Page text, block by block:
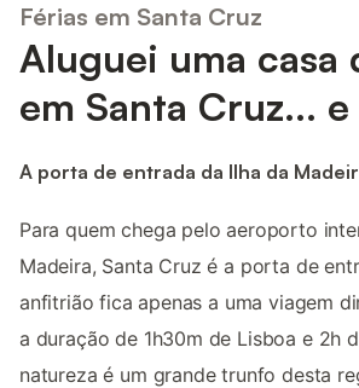
Férias em Santa Cruz
Aluguei uma casa
em Santa Cruz...
A porta de entrada da Ilha da
Para quem chega pelo aeroporto
Madeira, Santa Cruz é a porta de
anfitrião fica apenas a uma viagem
a duração de 1h30m de Lisboa e 2h
natureza é um grande trunfo desta